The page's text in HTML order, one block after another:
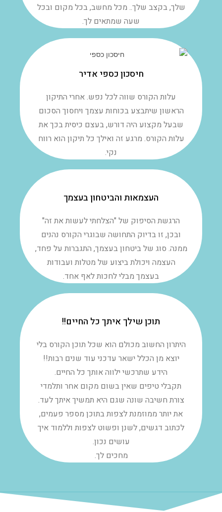
שלך, בקצב שלך.. מכל מחשב, בכל מקום ובכל
שעה שמתאים לך.
חיסכון כספי אדיר
עלות הקורס שווה לכל נפש. אחרי התיקון
הראשון שיתבצע בכוחות עצמך ויחסוך הסכום
שבעל מקצוע היה דורש, בעצם כיסית בכך את
עלות הקורס. מרגע זה ואילך כל תיקון הוא רווח
נקי.
העצמאות והביטחון בעצמך
הרגשת הסיפוק של "הצלחתי לעשות את זה"
ובכן, זו בדיוק התחושה שבוגרי הקורס נהנים
ממנה. סוג של ביטחון בעצמך, התגברות על פחד,
העצמה ויכולת ביצוע של מטלות ועבודות
בעצמך מבלי לחכות לאף אחד.
תוכן שילך איתך כל החיים!!
היתרון החשוב מכולם הוא שכל תוכן הקורס בלי
יוצא מן הכלל ישאר עדכני עוד שנים רבות!!
הידע שתרכשי ילווה אותך כל החיים.
תקבלי טיפים שאין בשום מקום אחר ותלמדי
צורת חשיבה שונה שגם היא תמשיך איתך לעד.
את יותר ממוזמנת לצפות בתוכן מספר פעמים,
לכתוב דגשים, לשנן ופשוט לצפות וללמוד איך
עושים נכון.
מחכים לך.